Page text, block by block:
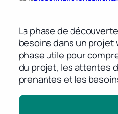
La phase de
besoins dans un projet
phase utile pour
du projet, les attentes
prenantes et les